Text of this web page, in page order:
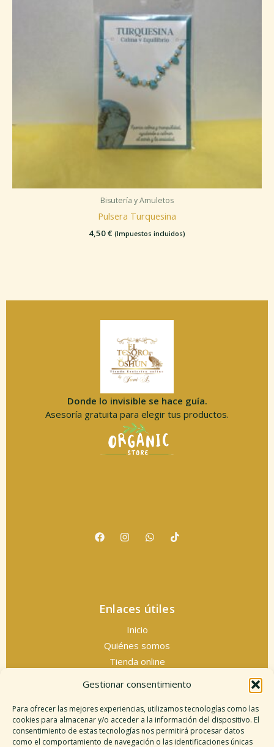
Gestionar consentimiento
Para ofrecer las mejores experiencias, utilizamos tecnologías como las
cookies para almacenar y/o acceder a la información del dispositivo. El
consentimiento de estas tecnologías nos permitirá procesar datos
como el comportamiento de navegación o las identificaciones únicas
Bisutería y Amuletos
Pulsera Turquesina
4,50€ (Impuestos incluidos)
Donde lo invisible se hace guía.
Asesoría gratuita para elegir tus productos.
Enlaces útiles
Inicio
Quiénes somos
Tienda online